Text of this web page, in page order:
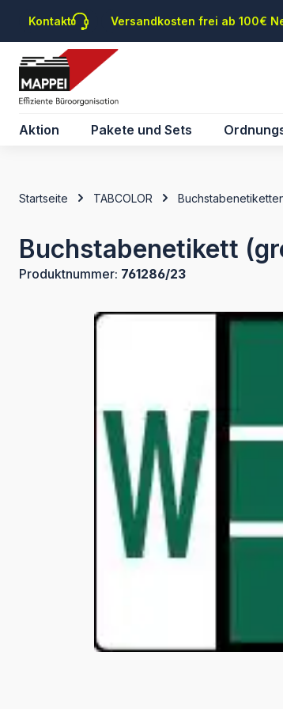
Hauptinhalt springen
Zur Suche springen
Zur Hauptnavigation springen
Kontakt Versandkosten frei ab 100€
Aktion Pakete und Sets
Startseite TABCOLOR
Buchstabenetikett
Produktnummer: 761286/23
Bildergalerie überspringen